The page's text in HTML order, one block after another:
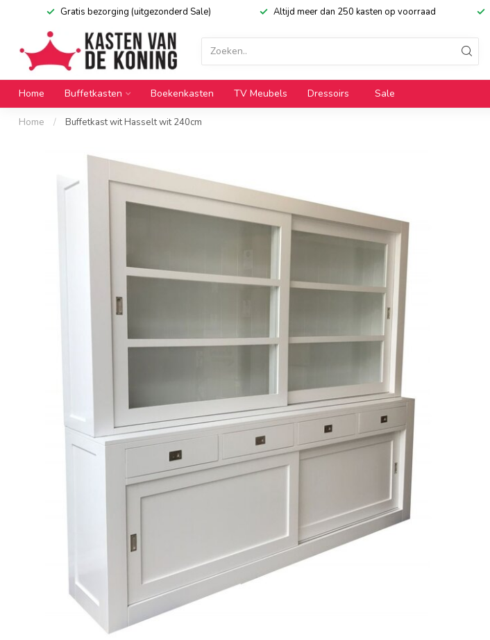
Gratis bezorging (uitgezonderd Sale) Altijd meer dan 250 kasten op voorraad
Home Buffetkasten Boekenkasten TV Meubels Dressoirs Sale
Home / Buffetkast wit Hasselt wit 240cm